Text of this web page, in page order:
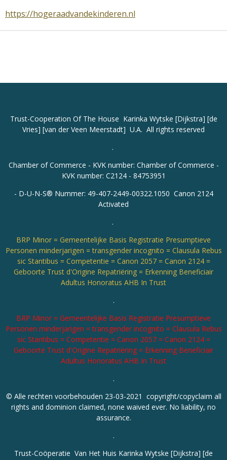
https://hogeraadvandekinderen.nl
Trust-Cooperation Of The House Karinka Wytske [Dijkstra] [de
Vries] [van der Veen Meerstadt] U.A. All rights reserved
.
Chamber of Commerce - KVK number: Chamber of Commerce -
KVK number: C2124 - 84753951
- D-U-N-S® Nummer: 49-407-2449-00322.1050 Canon 2124
Activated
.
BRP Minor = Gemeentelijke Basis Registratie Presumptieve
Personen minderjarigen = transgender incognito = Clausula Rebus
sic Stantibus = Competentie = Canon 2057 = Canon 2124 =
Geboorte Trust d'Origine Repatriëring = Erkenning Beneficiair
Adultus Honoratus AHB In Trust
.
BRP Minor = Gemeentelijke Basis Registratie Presumptieve
Personen minderjarigen = transgender incognito = Clausula Rebus
sic Stantibus = Competentie = Canon 2057 = Canon 2124 =
Geboorte Trust d'Origine Repatriëring = Erkenning Beneficiair
Adultus Honoratus AHB In Trust
.
© Alle rechten voorbehouden 23-03-2021 copyright/copyclaim all
rights and dominion claimed, none waived ever. No liability, no
assurance.
.
Trust-Coöperatie Van Het Huis Karinka Wytske [Dijkstra] [de